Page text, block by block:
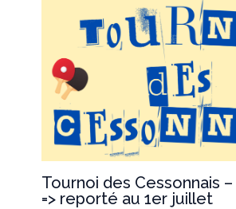
Tournoi des Cessonnais
=> reporté au 1er juillet